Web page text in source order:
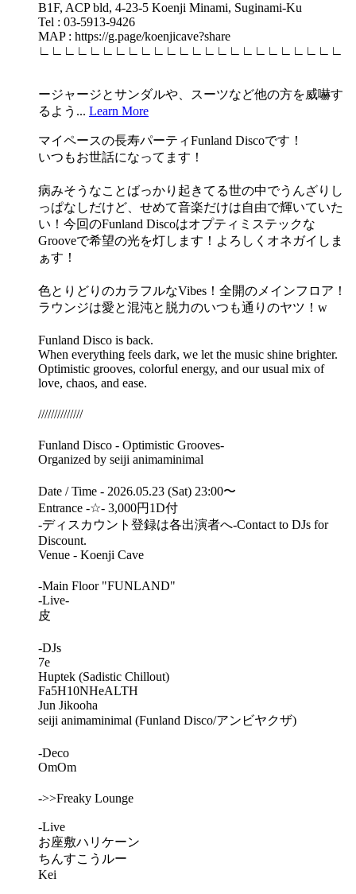
B1F, ACP bld, 4-23-5 Koenji Minami, Suginami-Ku
Tel : 03-5913-9426
MAP : https://g.page/koenjicave?share
∟∟∟∟∟∟∟∟∟∟∟∟∟∟∟∟∟∟∟∟∟∟∟∟
ージャージとサンダルや、スーツなど他の方を威嚇す
るよう... Learn More
マイペースの長寿パーティFunland Discoです！
いつもお世話になってます！
病みそうなことばっかり起きてる世の中でうんざりし
っぱなしだけど、せめて音楽だけは自由で輝いていた
い！今回のFunland Discoはオプティミステックな
Grooveで希望の光を灯します！よろしくオネガイしま
ぁす！
色とりどりのカラフルなVibes！全開のメインフロア！
ラウンジは愛と混沌と脱力のいつも通りのヤツ！w
Funland Disco is back.
When everything feels dark, we let the music shine brighter.
Optimistic grooves, colorful energy, and our usual mix of
love, chaos, and ease.
//////////////
Funland Disco - Optimistic Grooves-
Organized by seiji animaminimal
Date / Time - 2026.05.23 (Sat) 23:00〜
Entrance -☆- 3,000円1D付
-ディスカウント登録は各出演者へ-Contact to DJs for
Discount.
Venue - Koenji Cave
-Main Floor "FUNLAND"
-Live-
皮
-DJs
7e
Huptek (Sadistic Chillout)
Fa5H10NHeALTH
Jun Jikooha
seiji animaminimal (Funland Disco/アンビヤクザ)
-Deco
OmOm
->>Freaky Lounge
-Live
お座敷ハリケーン
ちんすこうルー
Kei